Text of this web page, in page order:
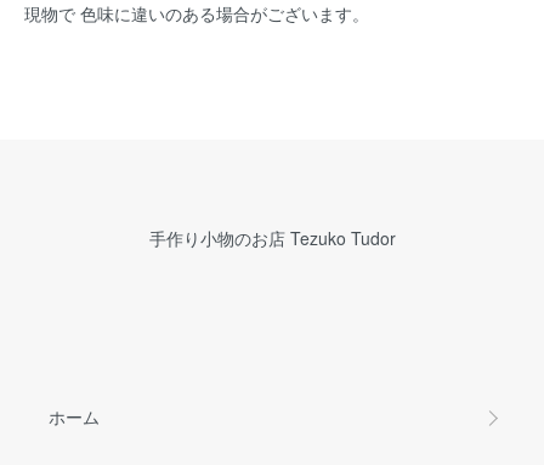
現物で 色味に違いのある場合がございます。
手作り小物のお店 Tezuko Tudor
ホーム